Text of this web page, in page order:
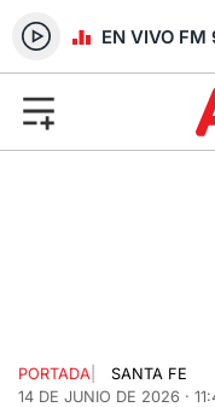
RADIO EN VIVO FM
PORTADA
SANTA FE
14 DE JUNIO DE 2026 ·